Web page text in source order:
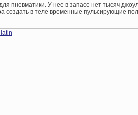
пневматики. У нее в запасе нет тысяч
создать в теле временные пульсирующие